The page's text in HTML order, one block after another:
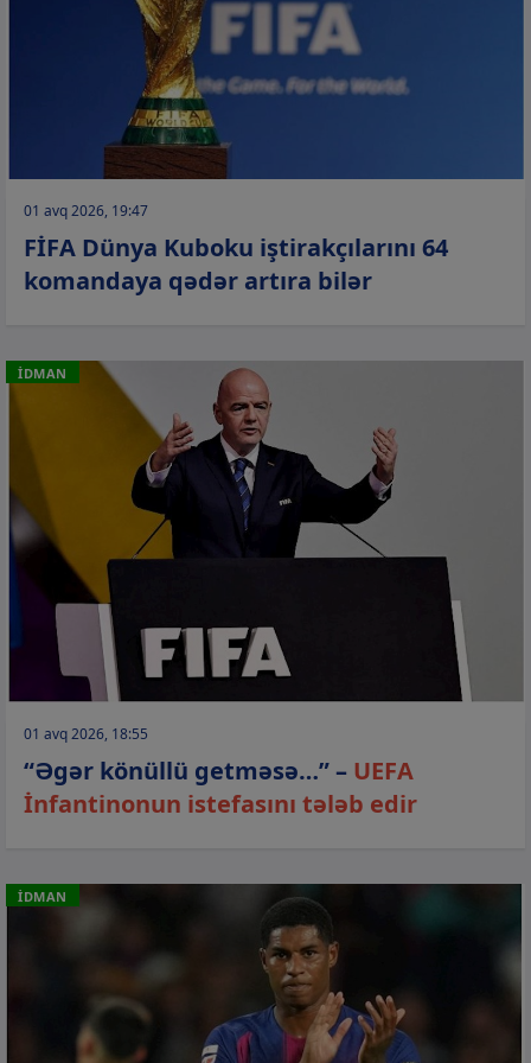
01 avq 2026, 19:47
FİFA Dünya Kuboku iştirakçılarını 64
komandaya qədər artıra bilər
İDMAN
01 avq 2026, 18:55
“Əgər könüllü getməsə…” – UEFA
İnfantinonun istefasını tələb edir
İDMAN